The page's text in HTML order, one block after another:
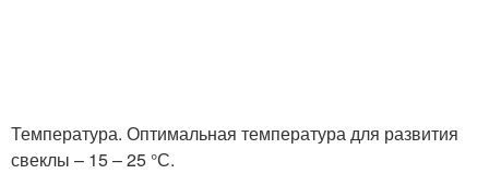
Температура. Оптимальная температура для развития
свеклы – 15 – 25 °С.